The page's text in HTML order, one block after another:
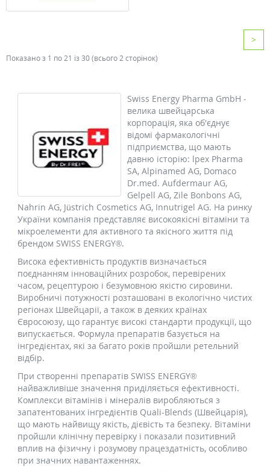
>
Показано з 1 по 21 із 30 (всього 2 сторінок)
Swiss Energy Pharma GmbH -
велика швейцарська
корпорація, яка об'єднує
відомі фармакологічні
підприємства, що мають
давню історію: lpex Pharma
SA, Alpinamed AG, Domaco
Dr.med. Aufdermaur AG,
Gelpell AG, Zile Bonbons AG,
Nahrin AG, Jüstrich Cosmetics AG, Innutrigel AG. На ринку
України компанія представляє високоякісні вітаміни та
мікроелементи для активного та якісного життя під
брендом SWISS ENERGY®.
Висока ефективність продуктів визначається
поєднанням інноваційних розробок, перевірених
часом, рецептурою і безумовною якістю сировини.
Виробничі потужності розташовані в екологічно чистих
регіонах Швейцарії, а також в деяких країнах
Євросоюзу, що гарантує високі стандарти продукції, що
випускається. Формула препаратів базується на
інгредієнтах, які за багато років пройшли ретельний
відбір.
При створенні препаратів SWISS ENERGY®
найважливіше значення приділяється ефективності.
Комплекси вітамінів і мінералів виробляються з
запатентованих інгредієнтів Quali-Blends (Швейцарія),
що мають найвищу якість, дієвість та безпеку. Вітаміни
пройшли клінічну перевірку і показали позитивний
вплив на фізичну і розумову працездатність, особливо
при значних навантаженнях.